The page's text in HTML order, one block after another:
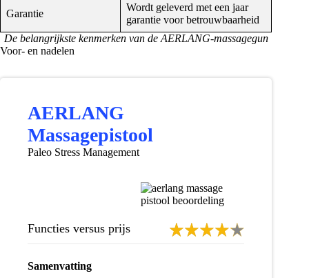
Garantie
Wordt geleverd met een jaar
garantie voor betrouwbaarheid
De belangrijkste kenmerken van de AERLANG-massagegun
Voor- en nadelen
AERLANG
Massagepistool
Paleo Stress Management
Functies versus prijs
Samenvatting